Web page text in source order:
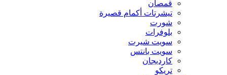
قمصان
تيشرتات أكمام قصيرة
شورت
بلوفرات
سويت شيرت
سويت بانتس
كارديجان
تريكو